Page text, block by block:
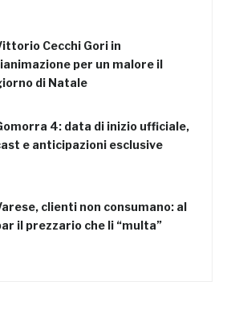
Cecchi Gori in
per un malore il
di Natale
4: data di inizio ufficiale,
e anticipazioni esclusive
clienti non consumano: al
il prezzario che li “multa”